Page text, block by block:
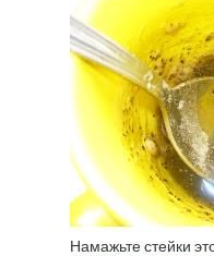
Намажьте стейки